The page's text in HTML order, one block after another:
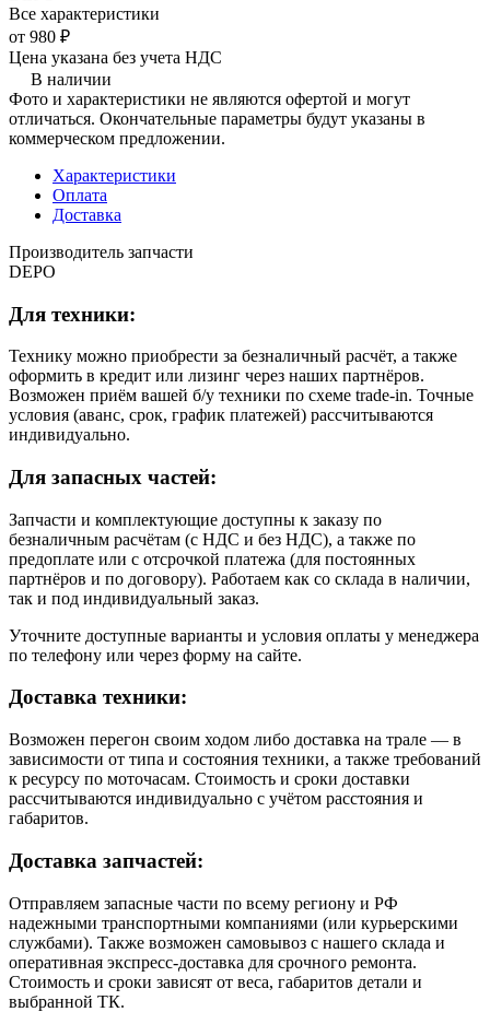
Все характеристики
от 980 ₽
Цена указана без учета НДС
В наличии
Фото и характеристики не являются офертой и могут
отличаться. Окончательные параметры будут указаны в
коммерческом предложении.
Характеристики
Оплата
Доставка
Производитель запчасти
DEPO
Для техники:
Технику можно приобрести за безналичный расчёт, а также
оформить в кредит или лизинг через наших партнёров.
Возможен приём вашей б/у техники по схеме trade-in. Точные
условия (аванс, срок, график платежей) рассчитываются
индивидуально.
Для запасных частей:
Запчасти и комплектующие доступны к заказу по
безналичным расчётам (с НДС и без НДС), а также по
предоплате или с отсрочкой платежа (для постоянных
партнёров и по договору). Работаем как со склада в наличии,
так и под индивидуальный заказ.
Уточните доступные варианты и условия оплаты у менеджера
по телефону или через форму на сайте.
Доставка техники:
Возможен перегон своим ходом либо доставка на трале — в
зависимости от типа и состояния техники, а также требований
к ресурсу по моточасам. Стоимость и сроки доставки
рассчитываются индивидуально с учётом расстояния и
габаритов.
Доставка запчастей:
Отправляем запасные части по всему региону и РФ
надежными транспортными компаниями (или курьерскими
службами). Также возможен самовывоз с нашего склада и
оперативная экспресс-доставка для срочного ремонта.
Стоимость и сроки зависят от веса, габаритов детали и
выбранной ТК.